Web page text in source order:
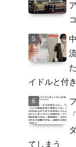
イドルと付
てしまう